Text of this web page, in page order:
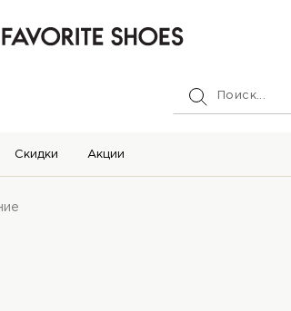
Скидки Акции